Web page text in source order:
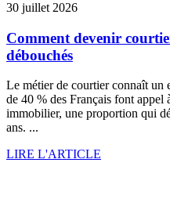
30 juillet 2026
Comment devenir
débouchés
Le métier de courtier connaît un
de 40 % des Français font
immobilier, une proportion qui
ans. ...
LIRE L'ARTICLE